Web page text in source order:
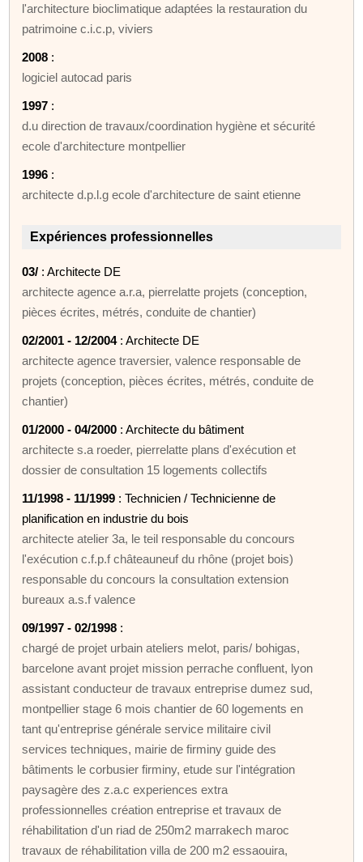
l'architecture bioclimatique adaptées la restauration du
patrimoine c.i.c.p, viviers
2008 :
logiciel autocad paris
1997 :
d.u direction de travaux/coordination hygiène et sécurité
ecole d'architecture montpellier
1996 :
architecte d.p.l.g ecole d'architecture de saint etienne
Expériences professionnelles
03/ : Architecte DE
architecte agence a.r.a, pierrelatte projets (conception,
pièces écrites, métrés, conduite de chantier)
02/2001 - 12/2004: Architecte DE
architecte agence traversier, valence responsable de
projets (conception, pièces écrites, métrés, conduite de
chantier)
01/2000 - 04/2000 : Architecte du bâtiment
architecte s.a roeder, pierrelatte plans d'exécution et
dossier de consultation 15 logements collectifs
11/1998 - 11/1999 : Technicien / Technicienne de
planification en industrie du bois
architecte atelier 3a, le teil responsable du concours
l'exécution c.f.p.f châteauneuf du rhône (projet bois)
responsable du concours la consultation extension
bureaux a.s.f valence
09/1997 - 02/1998 :
chargé de projet urbain ateliers melot, paris/ bohigas,
barcelone avant projet mission perrache confluent, lyon
assistant conducteur de travaux entreprise dumez sud,
montpellier stage 6 mois chantier de 60 logements en
tant qu'entreprise générale service militaire civil
services techniques, mairie de firminy guide des
bâtiments le corbusier firminy, etude sur l'intégration
paysagère des z.a.c experiences extra
professionnelles création entreprise et travaux de
réhabilitation d'un riad de 250m2 marrakech maroc
travaux de réhabilitation villa de 200 m2 essaouira,